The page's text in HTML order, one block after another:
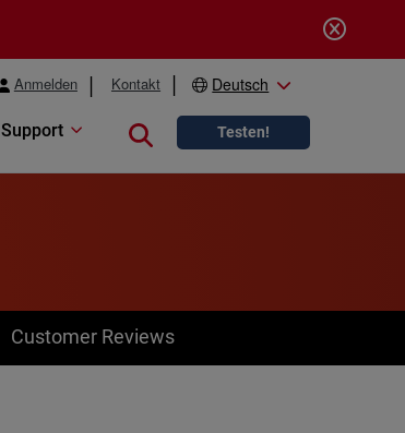
Anmelden Kontakt Deutsch
Support Close search
Testen!
Customer Reviews